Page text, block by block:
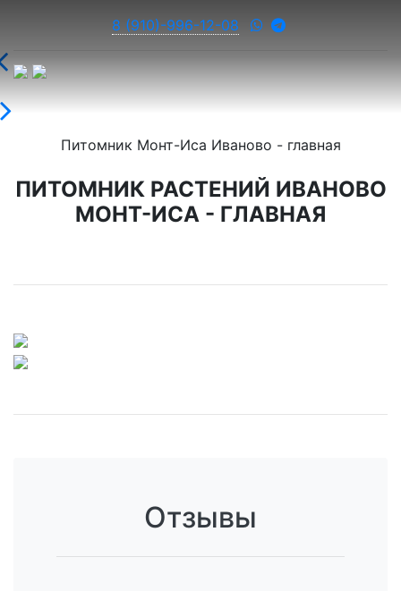
8 (910)-996-12-08
Питомник Монт-Иса Иваново - главная
ПИТОМНИК РАСТЕНИЙ ИВАНОВО
МОНТ-ИСА - ГЛАВНАЯ
Отзывы